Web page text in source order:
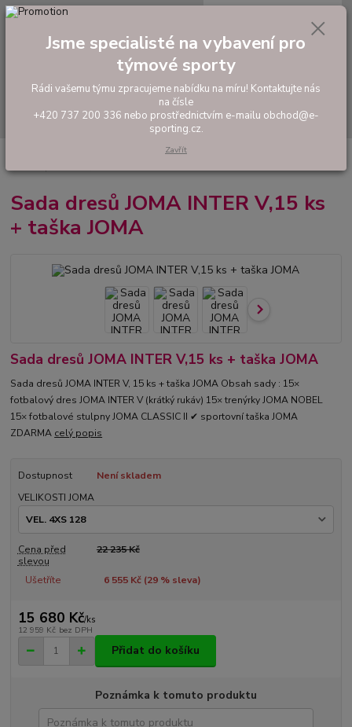
Hledat
tel: +420 737 200 336
0,00 Kč
Akční sady dresů
INTER V,15 ks + taška JOMA
Sada dresů JOMA INTER V,15 ks
+ taška JOMA
Sada dresů JOMA INTER V,15 ks + taška JOMA
Sada dresů JOMA INTER V, 15 ks + taška JOMA Obsah sady : 15×
fotbalový dres JOMA INTER V (krátký rukáv) 15× trenýrky JOMA NOBEL
15× fotbalové stulpny JOMA CLASSIC II ✔ sportovní taška JOMA
ZDARMA celý popis
Dostupnost
Není skladem
VELIKOSTI JOMA
Cena před
slevou
22 235 Kč
Ušetříte 6 555 Kč (29% sleva)
15 680 Kč/ks
12 959 Kč bez DPH
Přidat do košíku
Poznámka k tomuto produktu
Jsme specialisté na vybavení pro
týmové sporty
Rádi vašemu týmu zpracujeme nabídku na míru! Kontaktujte nás
na čísle
+420 737 200 336 nebo prostřednictvím e-mailu obchod@e-
sporting.cz.
Zavřít